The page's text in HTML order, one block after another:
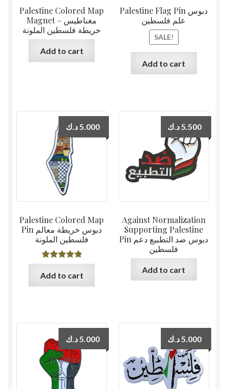
Palestine Colored Map
Magnet – مغناطيس
خريطة فلسطين الملونة
Add to cart
Palestine Flag Pin دبوس
علم فلسطين
SALE!
Add to cart
Palestine Colored Map
Pin دبوس خريطة معالم
فلسطين الملونة
Rated5.00
out of 5
5.000د.ك
Add to cart
Against Normalization
Supporting Palestine
Pin دبوس ضد التطبيع دعم
فلسطين
5.500د.ك
Add to cart
5.000 د.ك 5.000 د.ك